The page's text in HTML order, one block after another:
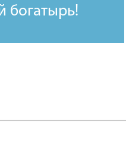
богатырь!